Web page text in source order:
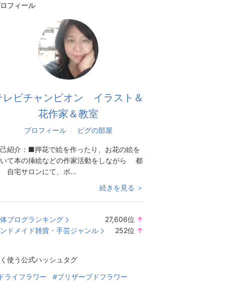
フィール
レビチャンピオン イラスト＆
花作家＆教室
プロフィール ピグの部屋
紹介： ■押花で絵を作ったり、お花の絵を
て本の挿絵などの作家活動をしながら 都
自宅サロンにて、ボ...
続きを見る ＞
ブログランキング 27,606位 ↑
ドメイド雑貨・手芸ジャンル 252位 ↑
使う公式ハッシュタグ
ライフラワー #プリザーブドフラワー